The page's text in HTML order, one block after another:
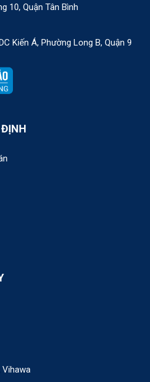
10, Quận Tân Bình
Kiến Á, Phường Long B, Quận 9
ĐỊNH